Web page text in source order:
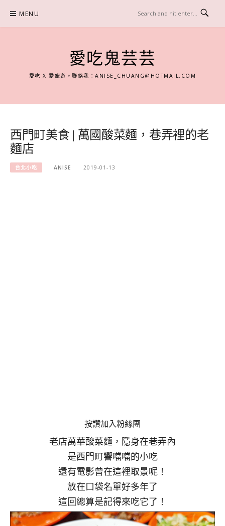
content
MENU
愛吃鬼芸芸
愛吃 X 愛旅遊。聯絡我：ANISE_CHUANG@HOTMAIL.COM
西門町美食 | 萬國酸菜麵，巷弄裡的老
麵店
台北小吃 ANISE 2019-01-13
按讚加入粉絲團
老店萬華酸菜麵，隱身在巷弄內
是西門町響噹噹的小吃
還有電影曾在這裡取景呢！
放在口袋名單好多年了
這回總算是記得來吃它了！